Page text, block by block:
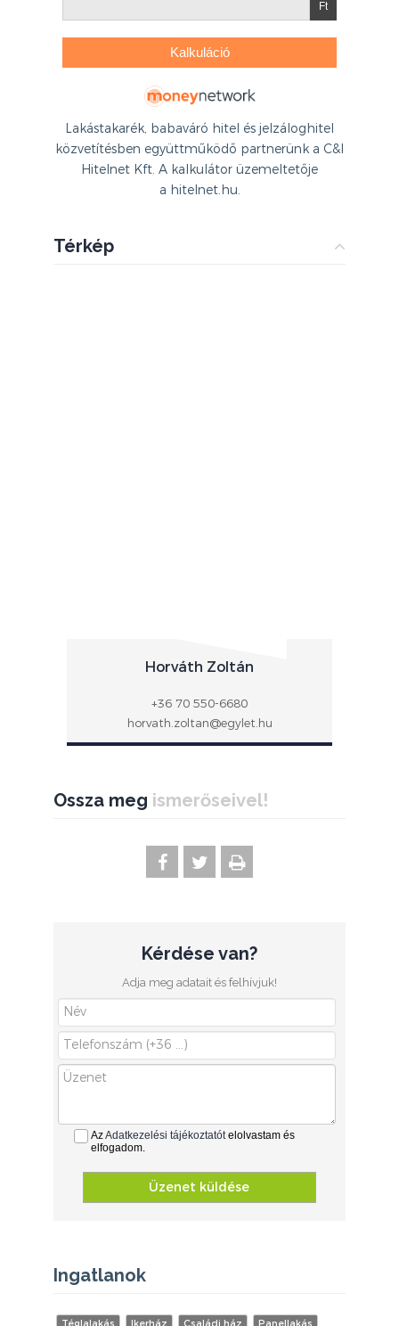
Lakástakarék, babaváró hitel és jelzáloghitel
közvetítésben együttműködő partnerünk a C&I
Hitelnet Kft. A kalkulátor üzemeltetője
a hitelnet.hu.
Térkép
Horváth Zoltán
+36 70 550-6680
horvath.zoltan@egylet.hu
Ossza meg ismerőseivel!
Kérdése van?
Adja meg adatait és felhívjuk!
AzAdatkezelési tájékoztatótelolvastam és
elfogadom.
Üzenet küldése
Ingatlanok